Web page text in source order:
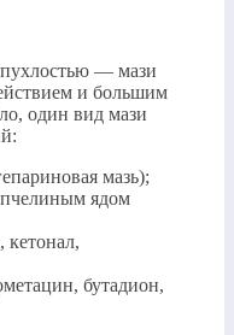
— мази
и большим
один вид мази
мазь);
ядом
кетонал,
бутадион,